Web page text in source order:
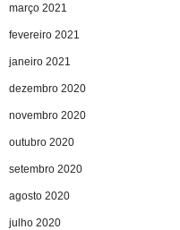
março 2021
fevereiro 2021
janeiro 2021
dezembro 2020
novembro 2020
outubro 2020
setembro 2020
agosto 2020
julho 2020